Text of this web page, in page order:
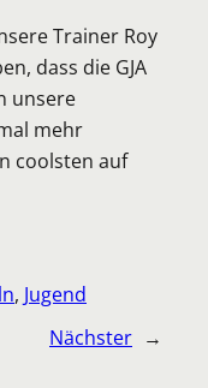
Trainer Roy
dass die GJA
unsere
mehr
coolsten auf
, Jugend
Nächster →